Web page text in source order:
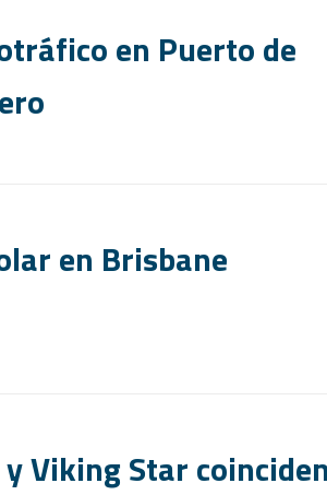
en Puerto de
en Brisbane
Viking Star